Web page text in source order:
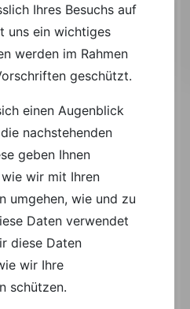
Ihres Besuchs auf
uns ein wichtiges
werden im Rahmen
geschützt.
einen Augenblick
nachstehenden
geben Ihnen
wir mit Ihren
umgehen, wie und zu
Daten verwendet
diese Daten
wir Ihre
schützen.